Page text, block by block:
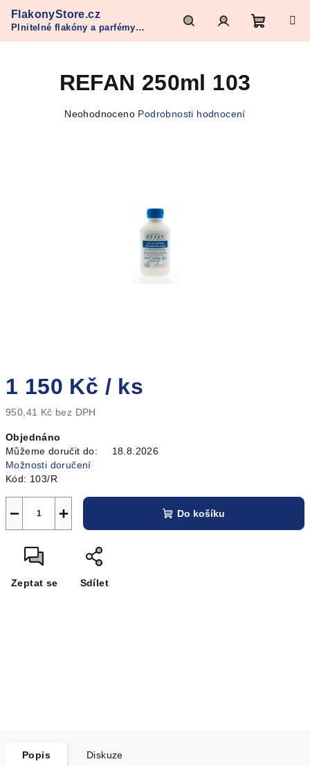
obsah
FlakonyStore.cz
Plnitelné flakóny a parfémy
Refan
HledatPřihlášeníNákupní
1 150 Kč / ks
950,41 Kč bez DPH
cena:
Objednáno
Můžeme doručit do:
18.8.2026
Možnosti doručení
Kód: 103/R
+
− Do košíku
Zeptat se Sdílet
REFAN 250ml 103
Průměrné
Neohodnoceno Podrobnosti hodnocení
Popis Diskuze